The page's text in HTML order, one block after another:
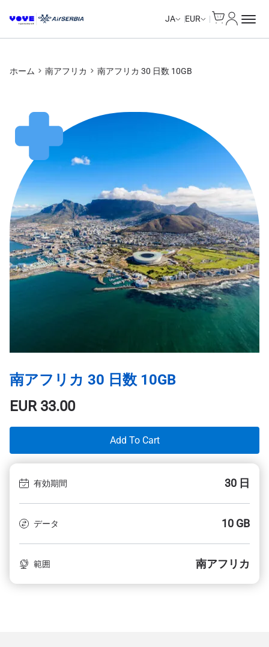
JA EUR
ホーム 南アフリカ 南アフリカ 30 日数 10GB
南アフリカ 30 日数 10GB
EUR33.00
Add To Cart
有効期間 30 日
データ 10 GB
範囲 南アフリカ